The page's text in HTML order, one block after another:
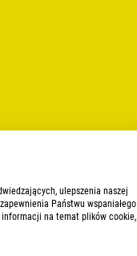
ulepszenia naszej
Państwu wspaniałego
na temat plików cookie,